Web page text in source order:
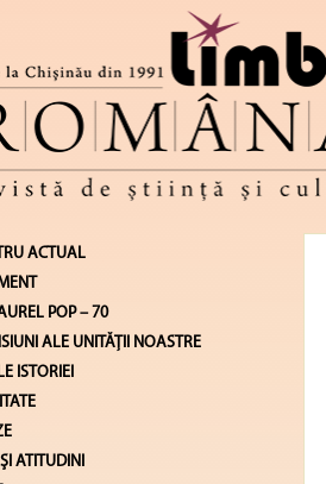
ACTUAL
POP – 70
ALE UNITĂŢII NOASTRE
ISTORIEI
ATITUDINI